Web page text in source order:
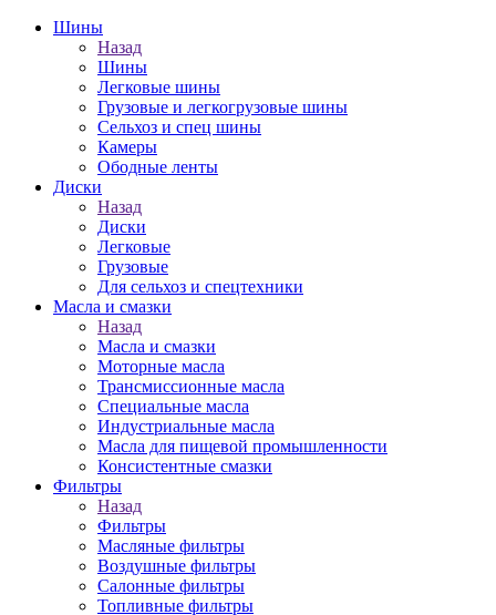
Шины
Назад
Шины
Легковые шины
Грузовые и легкогрузовые шины
Сельхоз и спец шины
Камеры
Ободные ленты
Диски
Назад
Диски
Легковые
Грузовые
Для сельхоз и спецтехники
Масла и смазки
Назад
Масла и смазки
Моторные масла
Трансмиссионные масла
Специальные масла
Индустриальные масла
Масла для пищевой промышленности
Консистентные смазки
Фильтры
Назад
Фильтры
Масляные фильтры
Воздушные фильтры
Салонные фильтры
Топливные фильтры